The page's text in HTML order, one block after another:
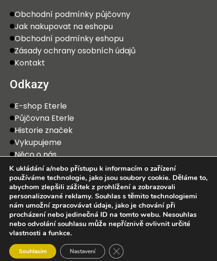
Obchodní podmínky půjčovny
Jak nakupovat na eshopu
Obchodní podmínky eshopu
Zásady ochrany osobních údajů
Kontakt
Odkazy
E-shop Eterle
Půjčovna Eterle
Historie značek
Vykupujeme
Něco o nás
2025 Eterle CZ, s.r.o. Všechna práva vyhrazena.
K ukládání a/nebo přístupu k informacím o zařízení
používáme technologie, jako jsou soubory cookie. Děláme to,
abychom zlepšili zážitek z prohlížení a zobrazovali
personalizované reklamy. Souhlas s těmito technologiemi
nám umožní zpracovávat údaje, jako je chování při
procházení nebo jedinečná ID na tomto webu. Nesouhlas
nebo odvolání souhlasu může nepříznivě ovlivnit určité
vlastnosti a funkce.
Souhlasím Nastavení Zavřít cookie lištu GDPR